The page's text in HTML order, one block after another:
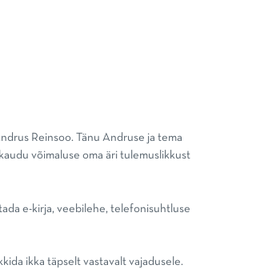
Reinsoo. Tänu Andruse ja tema
võimaluse oma äri tulemuslikkust
e-kirja, veebilehe, telefonisuhtluse
ikka täpselt vastavalt vajadusele.